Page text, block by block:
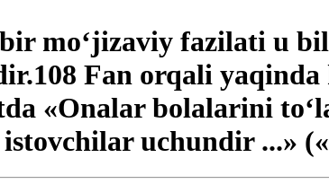
mo‘jizaviy fazilati u
Fan orqali
«Onalar bolalarini
uchundir ...»